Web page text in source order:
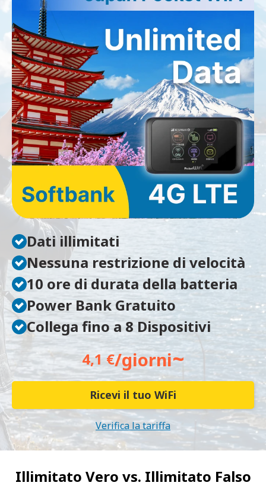
Dati illimitati
Nessuna restrizione di velocità
10 ore di durata della batteria
Power Bank Gratuito
Collega fino a 8 Dispositivi
4,1 €/giorni~
Ricevi il tuo WiFi
Verifica la tariffa
Illimitato Vero vs. Illimitato Falso